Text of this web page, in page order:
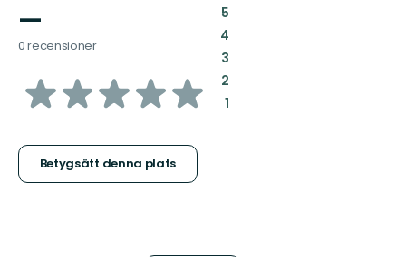
—
0 recensioner
av
stjärnor
Betygsätt denna plats
5:
4:
3:
2:
1: